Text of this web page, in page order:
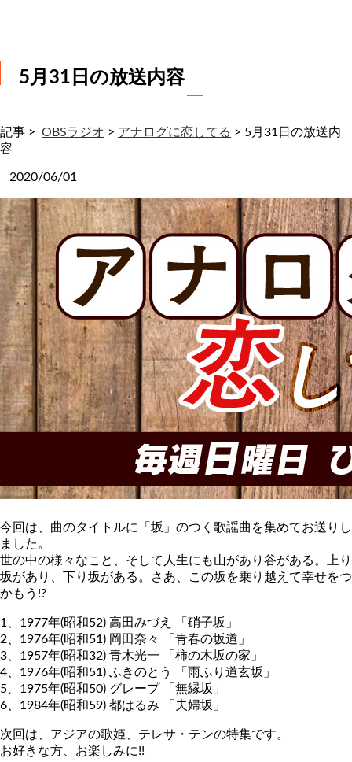
5月31日の放送内容
記事 > OBSラジオ > アナログに恋してる > 5月31日の放送内
容
2020/06/01
今回は、曲のタイトルに「坂」のつく歌謡曲を集めてお送りし
ました。
世の中の様々なこと、そして人生にも山があり谷がある。上り
坂があり、下り坂がある。さあ、この坂を乗り越えて幸せをつ
かもう!?
1、1977年(昭和52) 高田みづえ 「硝子坂」
2、1976年(昭和51) 岡田奈々 「青春の坂道」
3、1957年(昭和32) 青木光一 「柿の木坂の家」
4、1976年(昭和51) ふきのとう 「雨ふり道玄坂」
5、1975年(昭和50) グレープ 「無縁坂」
6、1984年(昭和59) 都はるみ 「夫婦坂」
次回は、アジアの歌姫、テレサ・テンの特集です。
お好きな方、お楽しみに!!